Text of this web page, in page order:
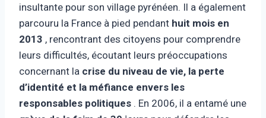
insultante pour son village pyrénéen. Il a également
parcouru la France à pied pendant huit mois en
2013 , rencontrant des citoyens pour comprendre
leurs difficultés, écoutant leurs préoccupations
concernant la crise du niveau de vie, la perte
d’identité et la méfiance envers les
responsables politiques . En 2006, il a entamé une